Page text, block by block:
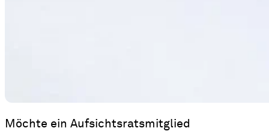
Möchte ein Aufsichtsratsmitglied